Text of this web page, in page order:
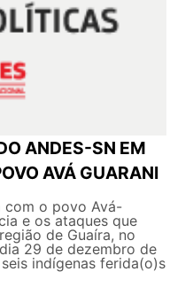
ANDES-SN EM
AVÁ GUARANI
com o povo Avá-
e os ataques que
de Guaíra, no
29 de dezembro de
indígenas ferida(o)s